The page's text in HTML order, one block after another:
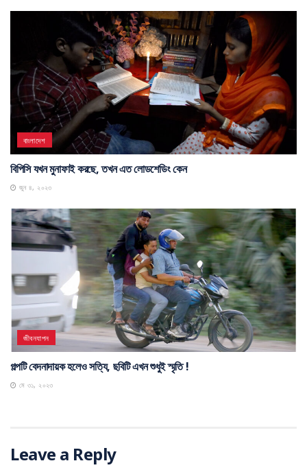
বাংলাদেশ
বিপিসি যখন মুনাফাই করছে, তখন এত লোডশেডিং কেন
জুন ৪, ২০২৩
জীবনযাপন
গল্পটি বেদনাদায়ক হলেও সত্যি, ছবিটি এখন শুধুই স্মৃতি !
মে ৩১, ২০২৩
Leave a Reply